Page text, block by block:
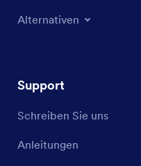
Alternativen
Support
Schreiben Sie uns
Anleitungen